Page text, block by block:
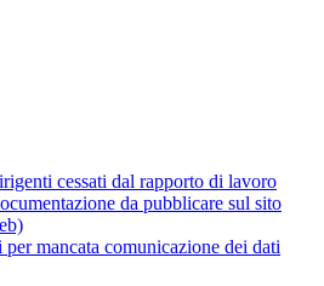
cessati dal rapporto di lavoro
da pubblicare sul sito
per mancata comunicazione dei dati